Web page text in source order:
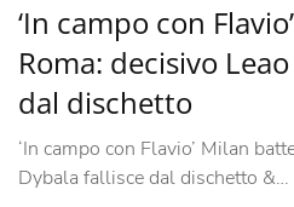
‘In campo con
Roma: decisivo
dal dischetto
‘In campo con Flavio’ Milan
Dybala fallisce dal dischetto &…